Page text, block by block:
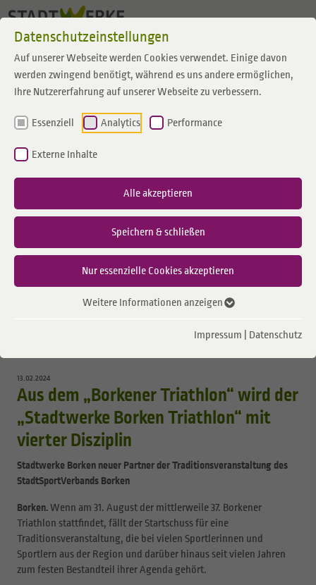
Datenschutzeinstellungen
Auf unserer Webseite werden Cookies verwendet. Einige davon
werden zwingend benötigt, während es uns andere ermöglichen,
Ihre Nutzererfahrung auf unserer Webseite zu verbessern.
Essenziell Analytics Performance
Externe Inhalte
Alle akzeptieren
Speichern & schließen
Nur essenzielle Cookies akzeptieren
Weitere Informationen anzeigen
Impressum Datenschutz
Zum Inhalt springen
(v.l.n.r) Stefan Haane (SG Borken), Peter Göckener (Stadtsportverband), Ron Keßeler
Borken). Die heimische Triathlon-Szene kann es kaum noch abwarten, in die diesjährige
Wettkampfvorbereitung einzusteigen und erhofft sich alsbald etwas Frühling und ein
13.02.2024
Aus dem „Borkener Triathlon“ wird der
„Stadtwerke Borken Triathlon“ mit
vierter Disziplin
Stadtwerke Borken neuer Partner der Traditionsveranstaltung des
StadtSportVerbands Borken
Borken.Wenn am 31. August der mittlerweile 37. Borkener
Triathlon stattfindet, fällt der Startschuss für eine
Traditionsveranstaltung, die bei vielen Sportlerinnen und
Sportlern aus der Region und darüber hinaus seit vielen Jahren
zum festen Bestandteil ihrer Agenda gehört.